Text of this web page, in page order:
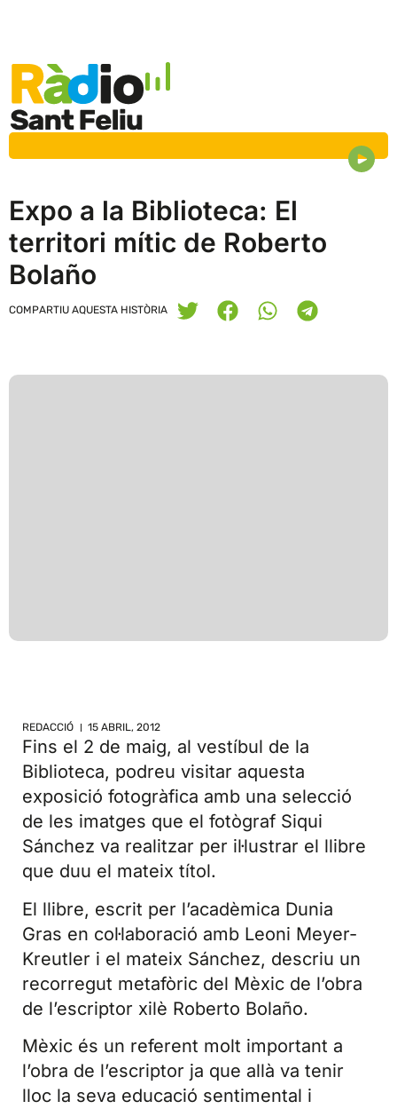
Expo a la Biblioteca: El
territori mític de Roberto
Bolaño
COMPARTIU AQUESTA HISTÒRIA
REDACCIÓ 15 ABRIL, 2012
Fins el 2 de maig, al vestíbul de la
Biblioteca, podreu visitar aquesta
exposició fotogràfica amb una selecció
de les imatges que el fotògraf Siqui
Sánchez va realitzar per il·lustrar el llibre
que duu el mateix títol.
El llibre, escrit per l’acadèmica Dunia
Gras en col·laboració amb Leoni Meyer-
Kreutler i el mateix Sánchez, descriu un
recorregut metafòric del Mèxic de l’obra
de l’escriptor xilè Roberto Bolaño.
Mèxic és un referent molt important a
l’obra de l’escriptor ja que allà va tenir
lloc la seva educació sentimental i